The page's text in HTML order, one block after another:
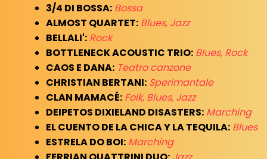
3/4 DI BOSSA: Bossa
ALMOST QUARTET: Blues, Jazz
BELLALI': Rock
BOTTLENECK ACOUSTIC TRIO: Blues, Rock
CAOS E DANA: Teatro canzone
CHRISTIAN BERTANI: Sperimantale
CLAN MAMACÉ: Folk, Blues, Jazz
DEIPETOS DIXIELAND DISASTERS: Marching
EL CUENTO DE LA CHICA Y LA TEQUILA: Blues
ESTRELA DO BOI: Marching